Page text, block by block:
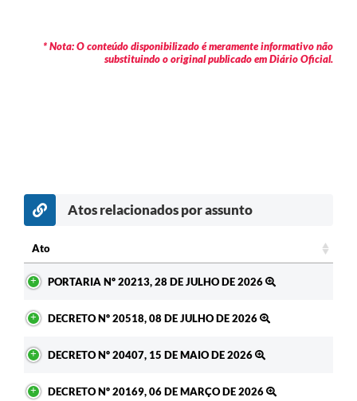
* Nota: O conteúdo disponibilizado é meramente informativo não
substituindo o original publicado em Diário Oficial.
Atos relacionados por assunto
Ato
PORTARIA Nº 20213, 28 DE JULHO DE 2026
DECRETO Nº 20518, 08 DE JULHO DE 2026
DECRETO Nº 20407, 15 DE MAIO DE 2026
DECRETO Nº 20169, 06 DE MARÇO DE 2026